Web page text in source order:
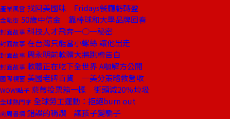
產業風雲 找回美國味 Fridays餐廳虧轉盈
金融街 50歲中信金 靠棒球和大學品牌回春
封面故事 科技人才飛奔一○一秘密
封面故事 在台灣只能當小螺絲 讓他出走
封面故事 周永明前軟體大將跳槽告白
封面故事 軟體正在吃下全世界 A咖解方公開
國際視窗 美國老牌百貨 一美分策略救營收
WOW!點子 菸蒂投票箱一擺 街頭減20％垃圾
全球熱門字 全球勞工運動：拒絕burn out
商周書摘 錯誤的稱讚 讓孩子變騙子